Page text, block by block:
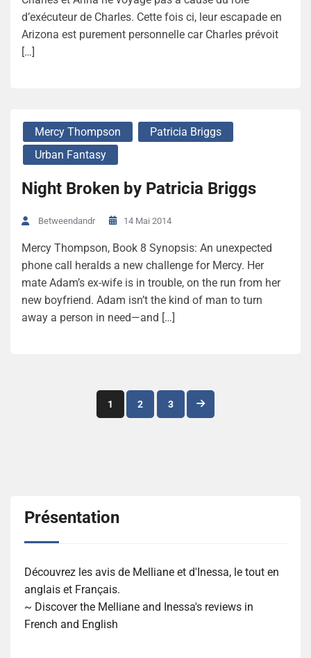
d’exécuteur de Charles. Cette fois ci, leur escapade en
Arizona est purement personnelle car Charles prévoit
[…]
Mercy Thompson
Patricia Briggs
Urban Fantasy
Night Broken by Patricia Briggs
Betweendandr 14 Mai 2014
Mercy Thompson, Book 8 Synopsis: An unexpected
phone call heralds a new challenge for Mercy. Her
mate Adam’s ex-wife is in trouble, on the run from her
new boyfriend. Adam isn’t the kind of man to turn
away a person in need—and […]
Navigation
1 2 3
Présentation
Découvrez les avis de Melliane et d'Inessa, le tout en
anglais et Français.
~ Discover the Melliane and Inessa's reviews in
French and English